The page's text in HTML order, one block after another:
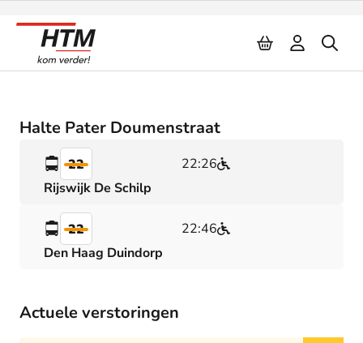
Halte Pater Doumenstraat
22
22:26
Rijswijk De Schilp
22
22:46
Den Haag Duindorp
Actuele verstoringen